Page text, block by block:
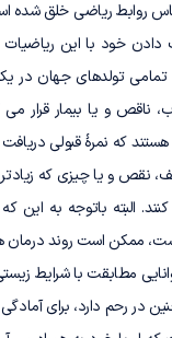
روابط ریاضی خلق شده
دادن خود با این
تولدهای جهان در
و یا بیمار قرار می‌
که نمرۀ قبولی
نقص و یا چیزی‌ که زیادتر
البته باتوجه به این‌
ممکن است روند درمان
مطابقت با شرایط زیستی
در رحم دارد، برای